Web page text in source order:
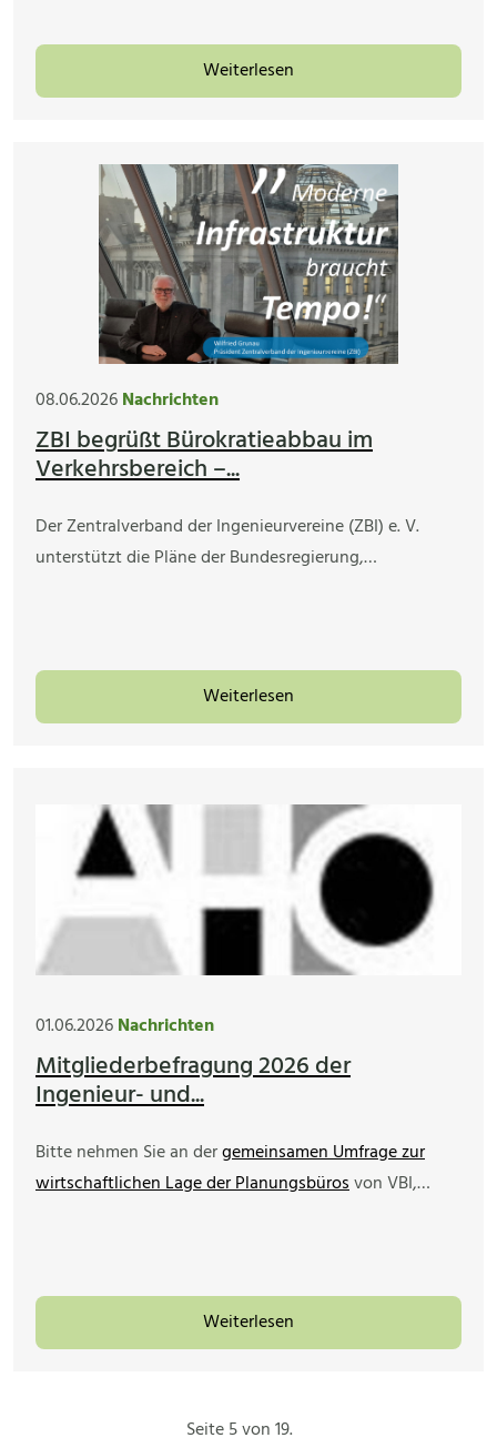
Weiterlesen
08.06.2026Nachrichten
ZBI begrüßt Bürokratieabbau im
Verkehrsbereich –...
Der Zentralverband der Ingenieurvereine (ZBI) e. V.
unterstützt die Pläne der Bundesregierung,…
Weiterlesen
01.06.2026Nachrichten
Mitgliederbefragung 2026 der
Ingenieur- und...
Bitte nehmen Sie an dergemeinsamen Umfrage zur
wirtschaftlichen Lage der Planungsbürosvon VBI,…
Weiterlesen
Seite 5 von 19.